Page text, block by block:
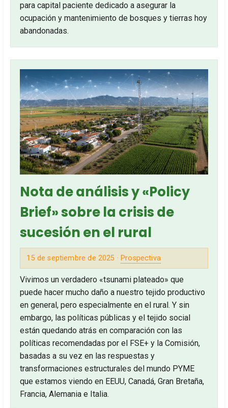
para capital paciente dedicado a asegurar la
ocupación y mantenimiento de bosques y tierras hoy
abandonadas.
Nota de análisis y «Policy
Brief» sobre la crisis de
sucesión en el rural
15 de septiembre de 2025 · Prospectiva
Vivimos un verdadero «tsunami plateado» que
puede hacer mucho daño a nuestro tejido productivo
en general, pero especialmente en el rural. Y sin
embargo, las políticas públicas y el tejido social
están quedando atrás en comparación con las
políticas recomendadas por el FSE+ y la Comisión,
basadas a su vez en las respuestas y
transformaciones estructurales del mundo PYME
que estamos viendo en EEUU, Canadá, Gran Bretaña,
Francia, Alemania e Italia.